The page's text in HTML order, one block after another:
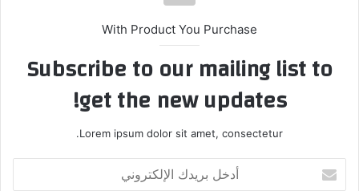
With Product You Purchase
Subscribe to our mailing list to
get the new updates!
Lorem ipsum dolor sit amet, consectetur.